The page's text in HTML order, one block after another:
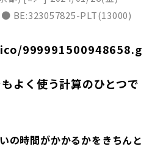
BE:323057825-PLT(13000)
999991500948658.g
よく使う計算のひとつで
の時間がかかるかをきちんと